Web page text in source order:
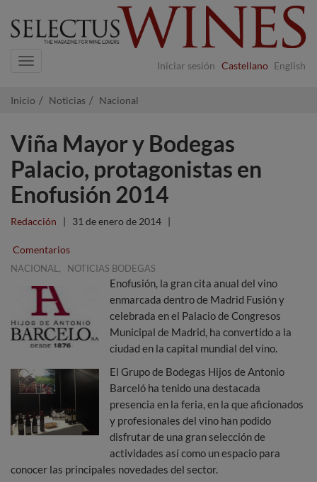
Iniciar sesión Castellano English
Navigation
Inicio Noticias Nacional
Viña Mayor y Bodegas
Palacio, protagonistas en
Enofusión 2014
Redacción | 31 de enero de 2014 |
Comentarios
NACIONAL , NOTICIAS BODEGAS
Enofusión, la gran cita anual del vino
enmarcada dentro de Madrid Fusión y
celebrada en el Palacio de Congresos
Municipal de Madrid, ha convertido a la
ciudad en la capital mundial del vino.
El Grupo de Bodegas Hijos de Antonio
Barceló ha tenido una destacada
presencia en la feria, en la que aficionados
y profesionales del vino han podido
disfrutar de una gran selección de
actividades así como un espacio para
conocer las principales novedades del sector.